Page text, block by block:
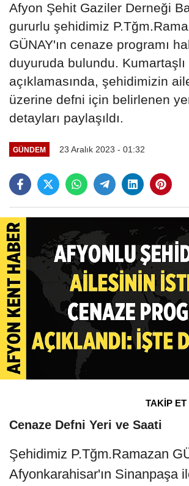
Afyon Şehit Gaziler Derneği
gururlu şehidimiz
GÜNAY'ın cenaze programı
duyuruda bulundu. Kumartaşlı
açıklamasında, şehidimizin
üzerine defni için belirlenen
detayları paylaşıldı.
GÜNDEM 23 Aralık 2023 - 01:32
TAKİP ET
Cenaze Defni Yeri ve Saati
Şehidimiz P.Tğm.Ramazan
Afyonkarahisar'ın Sinanpaşa